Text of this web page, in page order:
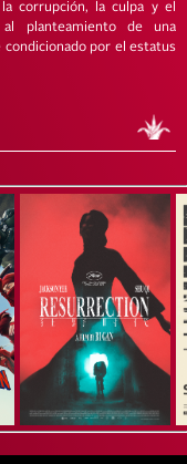
corrupción, la culpa y el
planteamiento de una
condicionado por el estatus